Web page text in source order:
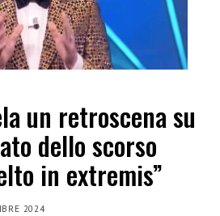
un retroscena su
dello scorso
in extremis”
2024